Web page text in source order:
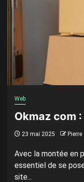
Web
Okmaz com
23 mai 2025
Avec la montée en
essentiel de se
site...